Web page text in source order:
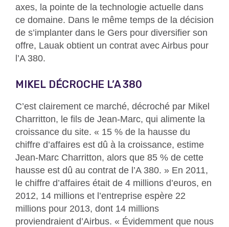
axes, la pointe de la technologie actuelle dans
ce domaine. Dans le même temps de la décision
de s’implanter dans le Gers pour diversifier son
offre, Lauak obtient un contrat avec Airbus pour
l’A 380.
MIKEL DÉCROCHE L’A 380
C’est clairement ce marché, décroché par Mikel
Charritton, le fils de Jean-Marc, qui alimente la
croissance du site. « 15 % de la hausse du
chiffre d’affaires est dû à la croissance, estime
Jean-Marc Charritton, alors que 85 % de cette
hausse est dû au contrat de l’A 380. » En 2011,
le chiffre d’affaires était de 4 millions d’euros, en
2012, 14 millions et l’entreprise espère 22
millions pour 2013, dont 14 millions
proviendraient d’Airbus. « Évidemment que nous